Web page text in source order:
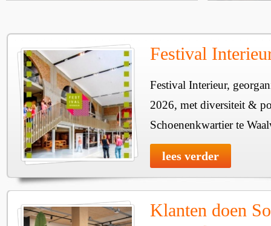
Festival
Festival Interieur,
2026, met diversiteit &
Schoenenkwartier te
lees verder
Klanten doen